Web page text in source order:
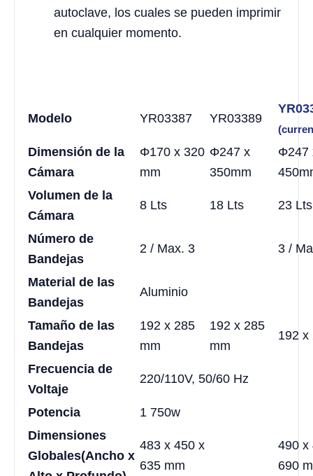
autoclave, los cuales se pueden imprimir
en cualquier momento.
Modelo YR03387 YR03389
Dimensión de la
Cámara
Φ170 x 320
mm
Φ247 x
350mm
Φ247
Volumen de la
Cámara
8 Lts 18 Lts 23 Lts
Número de
Bandejas
2 / Max. 3 3 /
Material de las
Bandejas
Aluminio
Tamaño de las
Bandejas
192 x 285
mm
192 x 285
mm
192 x
Frecuencia de
Voltaje
220/110V, 50/60 Hz
Potencia
1 750w
Dimensiones
Globales(Ancho x
483 x 450 x
635 mm
490
690